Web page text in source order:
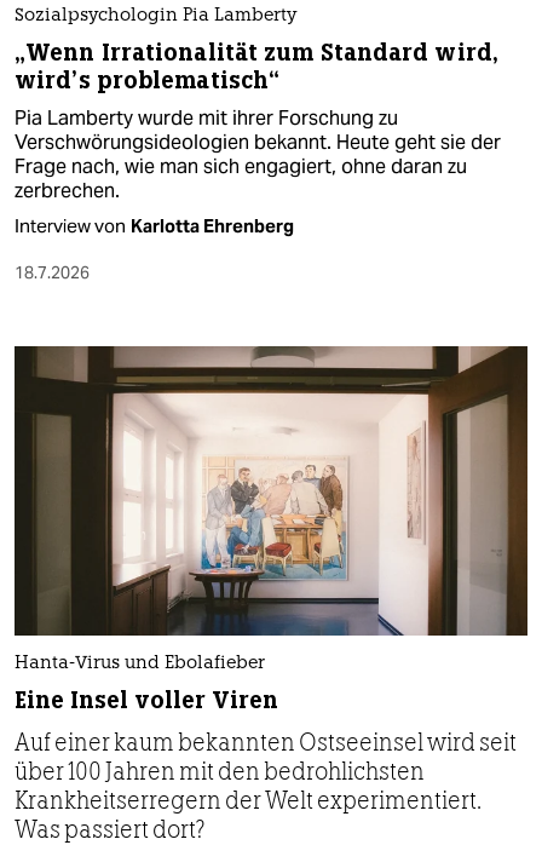
Sozialpsychologin Pia Lamberty
„Wenn Irrationalität zum Standard wird,
wird’s problematisch“
Pia Lamberty wurde mit ihrer Forschung zu
Verschwörungsideologien bekannt. Heute geht sie der
Frage nach, wie man sich engagiert, ohne daran zu
zerbrechen.
Interview von Karlotta Ehrenberg
18.7.2026
Hanta-Virus und Ebolafieber
Eine Insel voller Viren
Auf einer kaum bekannten Ostseeinsel wird seit
über 100 Jahren mit den bedrohlichsten
Krankheitserregern der Welt experimentiert.
Was passiert dort?